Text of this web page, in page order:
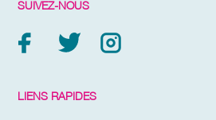
SUIVEZ-NOUS
LIENS RAPIDES